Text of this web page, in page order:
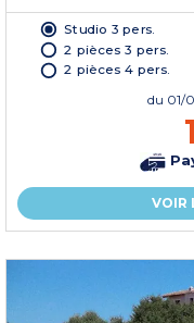
Studio 3 pers.
2 pièces 3 pers.
2 pièces 4 pers.
du 01/
VOIR